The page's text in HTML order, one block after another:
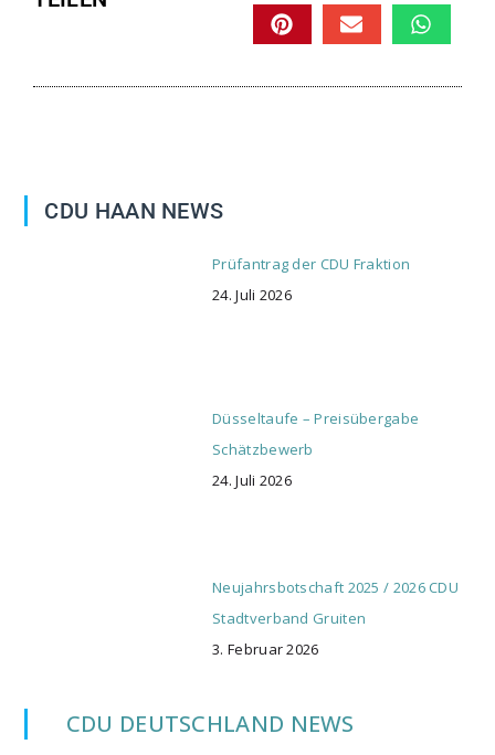
CDU HAAN NEWS
Prüfantrag der CDU Fraktion
24. Juli 2026
Düsseltaufe – Preisübergabe
Schätzbewerb
24. Juli 2026
Neujahrsbotschaft 2025 / 2026 CDU
Stadtverband Gruiten
3. Februar 2026
CDU DEUTSCHLAND NEWS